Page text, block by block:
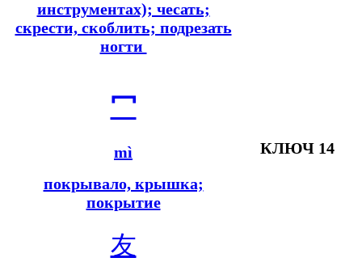
инструментах); чесать;
скрести, скоблить; подрезать
ногти
冖
mì
покрывало, крышка;
покрытие
КЛЮЧ 14
友